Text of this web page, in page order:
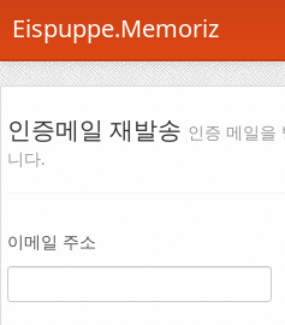
Eispuppe.Memoriz
로그인
About
AboutTori
Photo
Snaps
인증메일 재발송 인증 메일을
니다.
이메일 주소